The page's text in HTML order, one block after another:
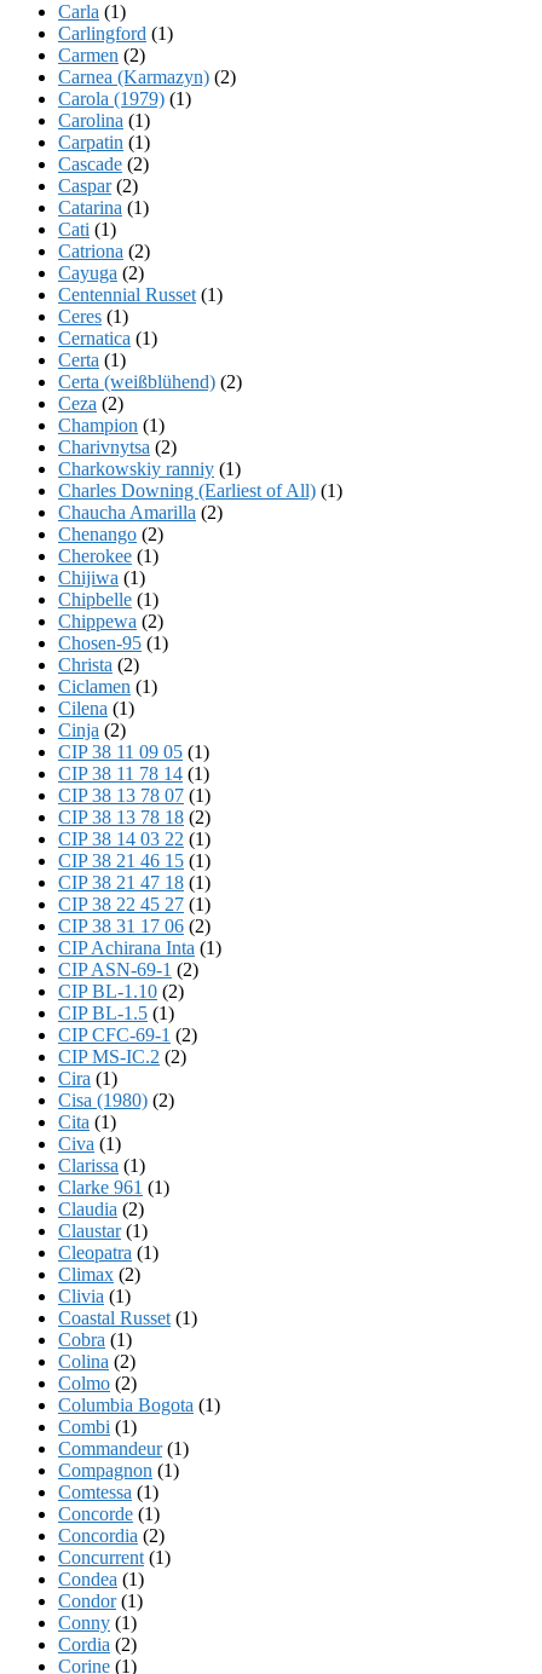
Carla (1)
Carlingford (1)
Carmen (2)
Carnea (Karmazyn) (2)
Carola (1979) (1)
Carolina (1)
Carpatin (1)
Cascade (2)
Caspar(2)
Catarina (1)
Cati (1)
Catriona (2)
Cayuga (2)
Centennial Russet (1)
Ceres (1)
Cernatica (1)
Certa (1)
Certa (weißblühend) (2)
Ceza (2)
Champion (1)
Charivnytsa (2)
Charkowskiy ranniy (1)
Charles Downing (Earliest of All) (1)
Chaucha Amarilla (2)
Chenango (2)
Cherokee (1)
Chijiwa (1)
Chipbelle (1)
Chippewa (2)
Chosen-95 (1)
Christa (2)
Ciclamen (1)
Cilena (1)
Cinja (2)
CIP 38 11 09 05 (1)
CIP 38 11 78 14 (1)
CIP 38 13 78 07 (1)
CIP 38 13 78 18 (2)
CIP 38 14 03 22 (1)
CIP 38 21 46 15 (1)
CIP 38 21 47 18 (1)
CIP 38 22 45 27 (1)
CIP 38 31 17 06 (2)
CIP Achirana Inta (1)
CIP ASN-69-1 (2)
CIP BL-1.10 (2)
CIP BL-1.5 (1)
CIP CFC-69-1 (2)
CIP MS-IC.2 (2)
Cira (1)
Cisa (1980) (2)
Cita (1)
Civa (1)
Clarissa (1)
Clarke 961 (1)
Claudia (2)
Claustar(1)
Cleopatra (1)
Climax (2)
Clivia (1)
Coastal Russet (1)
Cobra (1)
Colina (2)
Colmo (2)
Columbia Bogota (1)
Combi (1)
Commandeur(1)
Compagnon (1)
Comtessa (1)
Concorde (1)
Concordia (2)
Concurrent (1)
Condea (1)
Condor(1)
Conny (1)
Cordia (2)
Corine (1)